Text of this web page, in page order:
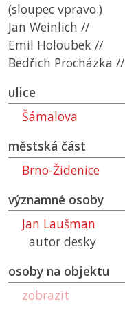
(sloupec vpravo:)
Jan Weinlich //
Emil Holoubek //
Bedřich Procházka //
ulice
Šámalova
městská část
Brno-Židenice
významné osoby
Jan Laušman
autor desky
osoby na objektu
zobrazit